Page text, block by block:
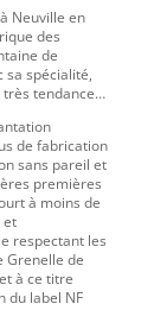
Neuville en
des
de
sa spécialité,
très tendance…
de fabrication
sans pareil et
premières
à moins de
et
respectant les
Grenelle de
à ce titre
du label NF